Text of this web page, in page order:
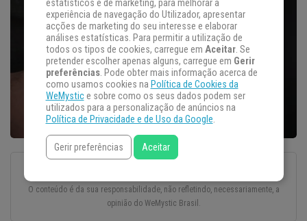
Esse texto foi escrito com todo o cuidado e carinho por um autor convidado.
O conteúdo é da sua responsabilidade, não refletindo, necessariamente, a
opinião do WeMystic Brasil.
estatísticos e de marketing, para melhorar a
experiência de navegação do Utilizador, apresentar
acções de marketing do seu interesse e elaborar
análises estatísticas. Para permitir a utilização de
todos os tipos de cookies, carregue em Aceitar. Se
pretender escolher apenas alguns, carregue em Gerir
preferências. Pode obter mais informação acerca de
como usamos cookies na Política de Cookies da
WeMystice sobre como os seus dados podem ser
utilizados para a personalização de anúncios na
Política de Privacidade e de Uso da Google.
Gerir preferências Aceitar